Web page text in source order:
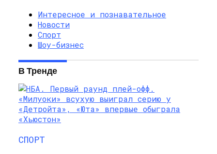
Интересное и познавательное
Новости
Спорт
Шоу-бизнес
В Тренде
СПОРТ